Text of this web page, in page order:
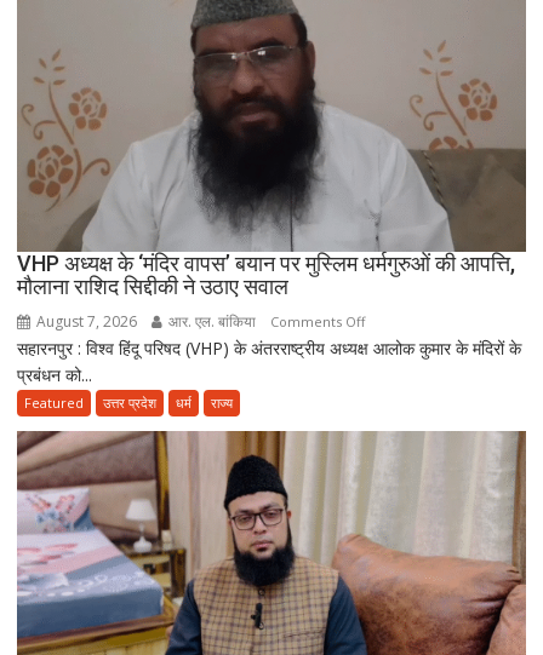
उलेमा
VHP अध्यक्ष के ‘मंदिर वापस’ बयान पर मुस्लिम धर्मगुरुओं की आपत्ति,
मौलाना राशिद सिद्दीकी ने उठाए सवाल
August 7, 2026 आर. एल. बांकिया Comments Offon
VHP
बयान
पर
मुस्लिम
धर्मगुरुओं
की
आपत्ति,
मौलाना
सहारनपुर : विश्व हिंदू परिषद (VHP) के अंतरराष्ट्रीय अध्यक्ष आलोक कुमार के मंदिरों के
प्रबंधन को...
Featured उत्तर प्रदेश धर्म राज्य